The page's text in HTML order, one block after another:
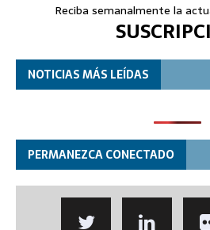
Reciba semanalmente la
NOTICIAS MÁS LEÍDAS
PERMANEZCA CONECTADO